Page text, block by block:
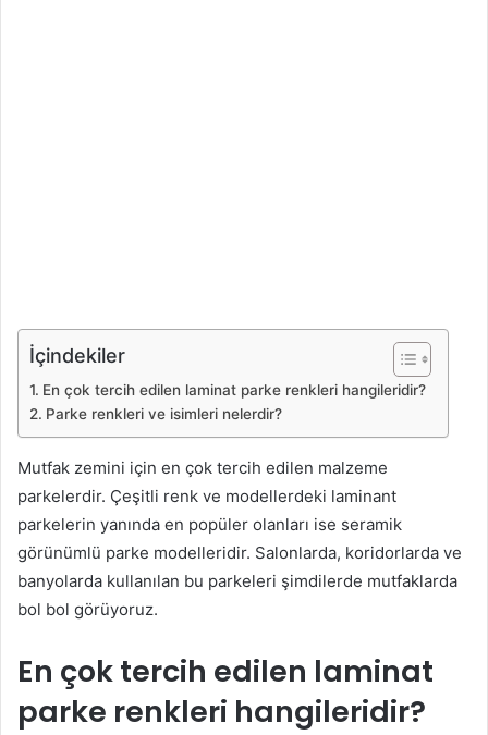
İçindekiler
En çok tercih edilen laminat parke renkleri hangileridir?
Parke renkleri ve isimleri nelerdir?
Mutfak zemini için en çok tercih edilen malzeme
parkelerdir. Çeşitli renk ve modellerdeki laminant
parkelerin yanında en popüler olanları ise seramik
görünümlü parke modelleridir. Salonlarda, koridorlarda ve
banyolarda kullanılan bu parkeleri şimdilerde mutfaklarda
bol bol görüyoruz.
En çok tercih edilen laminat
parke renkleri hangileridir?